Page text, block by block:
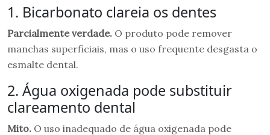
1. Bicarbonato clareia os dentes
Parcialmente verdade. O produto pode remover
manchas superficiais, mas o uso frequente desgasta o
esmalte dental.
2. Água oxigenada pode substituir
clareamento dental
Mito. O uso inadequado de água oxigenada pode